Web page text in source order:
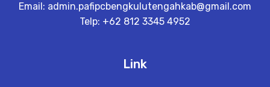
Email: admin.pafipcbengkulutengahkab@gmail.com
Telp: +62 812 3345 4952
Link